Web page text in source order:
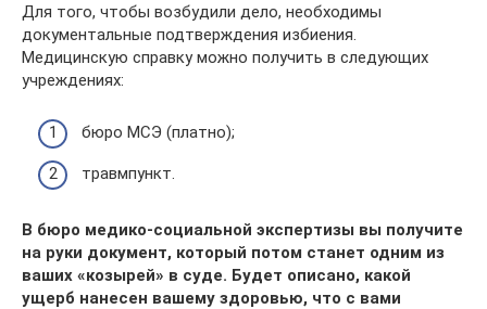
Для того, чтобы возбудили дело, необходимы
документальные подтверждения избиения.
Медицинскую справку можно получить в следующих
учреждениях:
бюро МСЭ (платно);
травмпункт.
В бюро медико-социальной экспертизы вы получите
на руки документ, который потом станет одним из
ваших «козырей» в суде. Будет описано, какой
ущерб нанесен вашему здоровью, что с вами